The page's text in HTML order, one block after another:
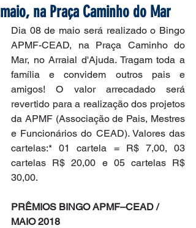
maio, na Praça Caminho do Mar
Dia 08 de maio será realizado o Bingo
APMF-CEAD, na Praça Caminho do
Mar, no Arraial d'Ajuda. Tragam toda a
família e convidem outros pais e
amigos! O valor arrecadado será
revertido para a realização dos projetos
da APMF (Associação de Pais, Mestres
e Funcionários do CEAD). Valores das
cartelas:* 01 cartela = R$ 7,00, 03
cartelas R$ 20,00 e 05 cartelas R$
30,00.
PRÊMIOS BINGO APMF–CEAD /
MAIO 2018